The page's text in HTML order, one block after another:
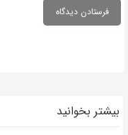
بیشتر بخوانید